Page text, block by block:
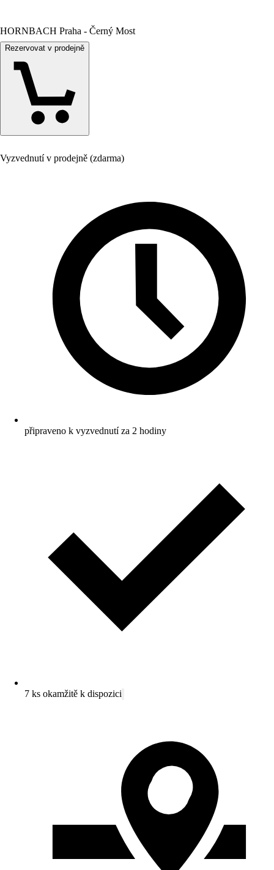
HORNBACH Praha - Černý Most
Rezervovat v prodejně
Vyzvednutí v prodejně (zdarma)
připraveno k vyzvednutí za 2 hodiny
7 ks okamžitě k dispozici